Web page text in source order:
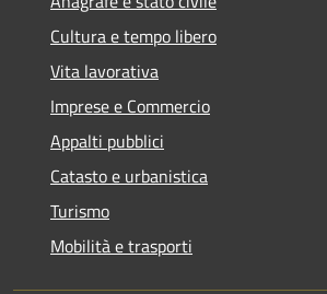
Cultura e tempo libero
Vita lavorativa
Imprese e Commercio
Appalti pubblici
Catasto e urbanistica
Turismo
Mobilità e trasporti